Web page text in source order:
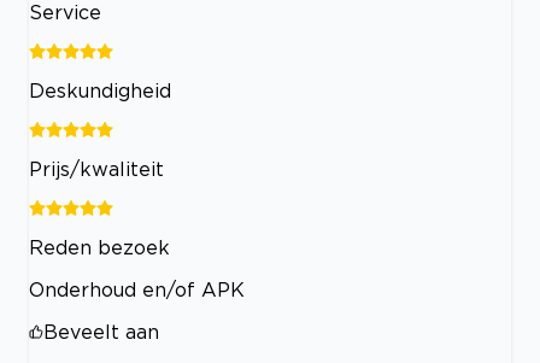
Service
Deskundigheid
Prijs/kwaliteit
Reden bezoek
Onderhoud en/of APK
Beveelt aan